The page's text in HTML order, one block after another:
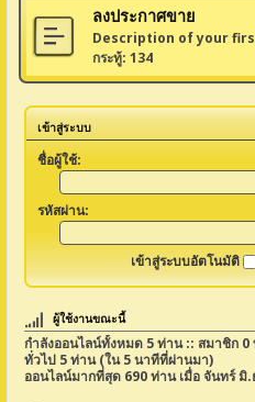
ลงประกาศขาย
Description of your
กระทู้: 134
เข้าสู่ระบบ
ชื่อผู้ใช้:
รหัสผ่าน:
เข้าสู่ระบบอัตโนมัติ
ผู้ใช้งานขณะนี้
กำลังออนไลน์ทั้งหมด 5ท่าน :: สมาชิก 0
ทั่วไป 5 ท่าน (ใน 5 นาทีที่ผ่านมา)
ออนไลน์มากที่สุด 690ท่าน เมื่อ จันทร์ มิ